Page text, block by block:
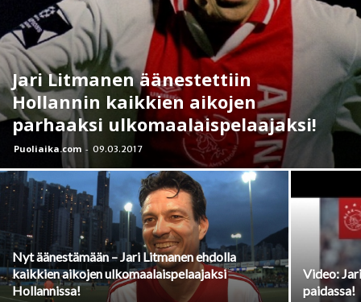
Jari Litmanen äänestettiin
Hollannin kaikkien aikojen
parhaaksi ulkomaalaispelaajaksi!
Puoliaika.com - 09.03.2017
Nyt äänestämään – Jari Litmanen ehdolla
kaikkien aikojen ulkomaalaispelaajaksi
Hollannissa!
Video:
paidassa!